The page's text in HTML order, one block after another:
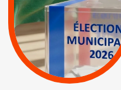
APPELS | Actus
Espaces Sans
Apartheid
| Lettres d'interpellation
Pétitions